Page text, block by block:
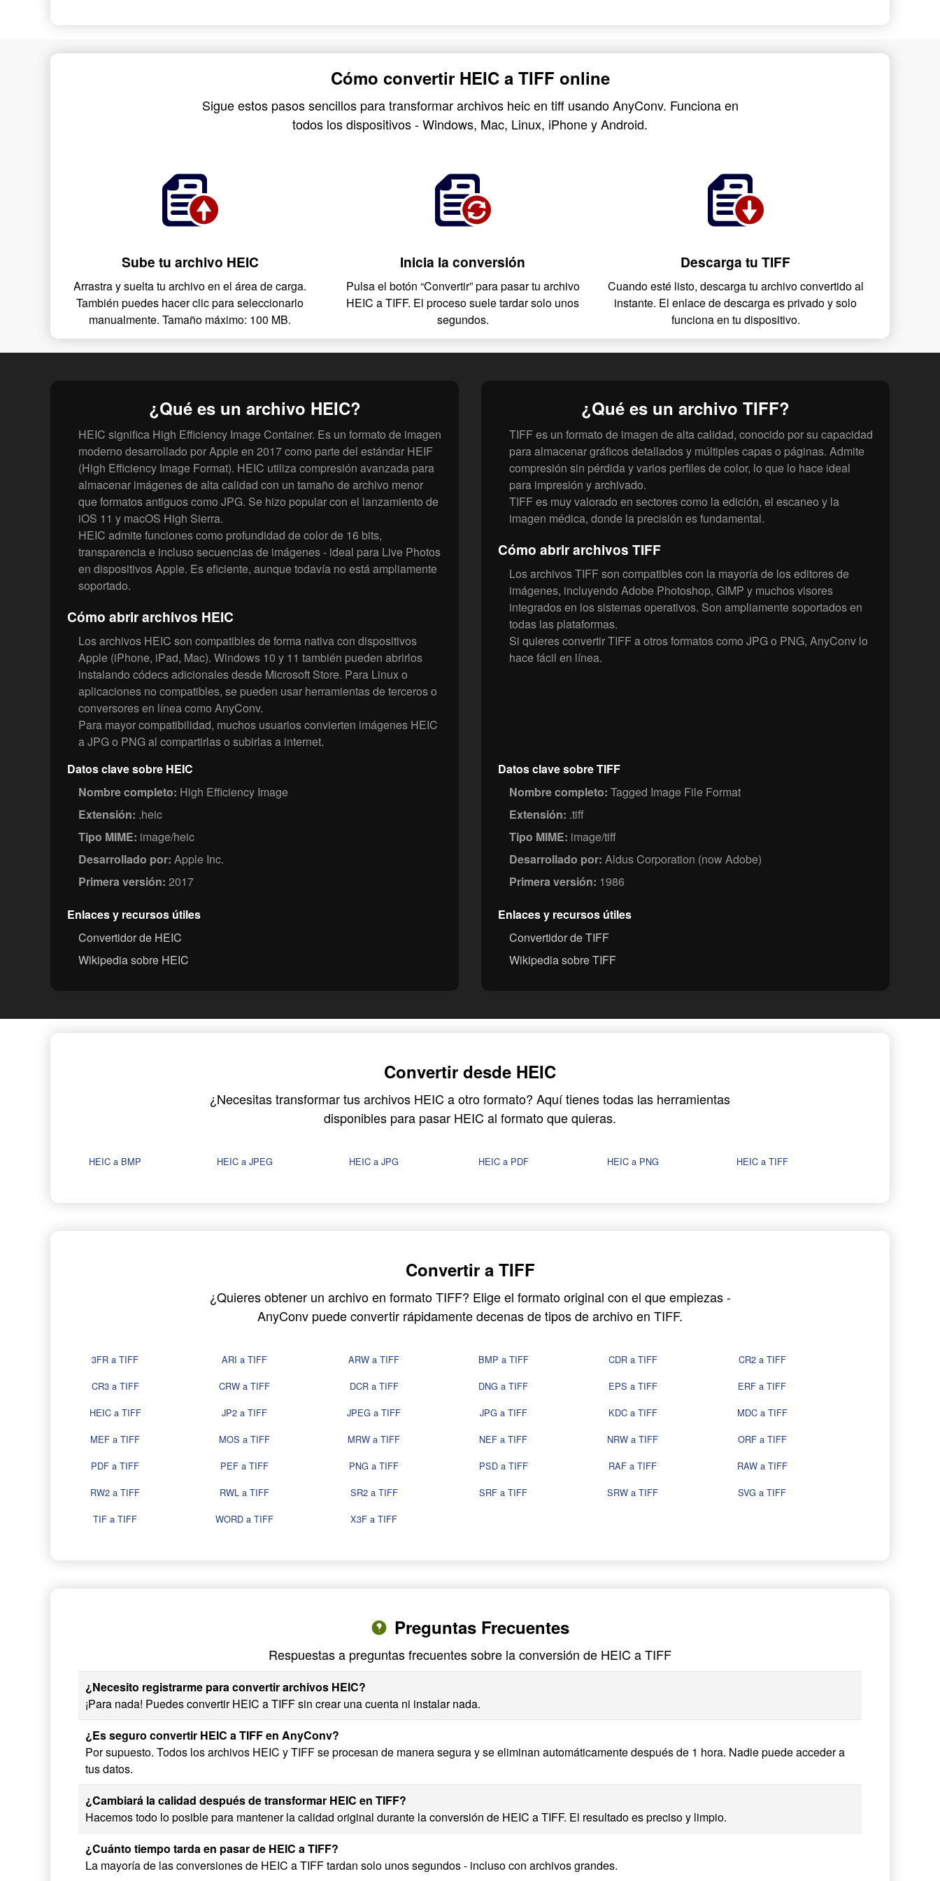
Cómo convertir HEIC a TIFF online
Sigue estos pasos sencillos para transformar archivos heic en tiff usando AnyConv. Funciona en
todos los dispositivos - Windows, Mac, Linux, iPhone y Android.
Sube tu archivo HEIC
Arrastra y suelta tu archivo en el área de carga.
También puedes hacer clic para seleccionarlo
manualmente. Tamaño máximo: 100 MB.
Inicia la conversión
Pulsa el botón “Convertir” para pasar tu archivo
HEIC a TIFF. El proceso suele tardar solo unos
segundos.
Descarga tu TIFF
Cuando esté listo, descarga tu archivo convertido al
instante. El enlace de descarga es privado y solo
funciona en tu dispositivo.
¿Qué es un archivo HEIC?
HEIC significa High Efficiency Image Container. Es un formato de imagen
moderno desarrollado por Apple en 2017 como parte del estándar HEIF
(High Efficiency Image Format). HEIC utiliza compresión avanzada para
almacenar imágenes de alta calidad con un tamaño de archivo menor
que formatos antiguos como JPG. Se hizo popular con el lanzamiento de
iOS 11 y macOS High Sierra.
HEIC admite funciones como profundidad de color de 16 bits,
transparencia e incluso secuencias de imágenes - ideal para Live Photos
en dispositivos Apple. Es eficiente, aunque todavía no está ampliamente
soportado.
Cómo abrir archivos HEIC
Los archivos HEIC son compatibles de forma nativa con dispositivos
Apple (iPhone, iPad, Mac). Windows 10 y 11 también pueden abrirlos
instalando códecs adicionales desde Microsoft Store. Para Linux o
aplicaciones no compatibles, se pueden usar herramientas de terceros o
conversores en línea como AnyConv.
Para mayor compatibilidad, muchos usuarios convierten imágenes HEIC
a JPG o PNG al compartirlas o subirlas a internet.
Datos clave sobre HEIC
Nombre completo: High Efficiency Image
Extensión: .heic
Tipo MIME: image/heic
Desarrollado por: Apple Inc.
Primera versión: 2017
Enlaces y recursos útiles
Convertidor de HEIC
Wikipedia sobre HEIC
¿Qué es un archivo TIFF?
TIFF es un formato de imagen de alta calidad, conocido por su capacidad
para almacenar gráficos detallados y múltiples capas o páginas. Admite
compresión sin pérdida y varios perfiles de color, lo que lo hace ideal
para impresión y archivado.
TIFF es muy valorado en sectores como la edición, el escaneo y la
imagen médica, donde la precisión es fundamental.
Cómo abrir archivos TIFF
Los archivos TIFF son compatibles con la mayoría de los editores de
imágenes, incluyendo Adobe Photoshop, GIMP y muchos visores
integrados en los sistemas operativos. Son ampliamente soportados en
todas las plataformas.
Si quieres convertir TIFF a otros formatos como JPG o PNG, AnyConv lo
hace fácil en línea.
Datos clave sobre TIFF
Nombre completo: Tagged Image File Format
Extensión: .tiff
Tipo MIME: image/tiff
Desarrollado por: Aldus Corporation (now Adobe)
Primera versión: 1986
Enlaces y recursos útiles
Convertidor de TIFF
Wikipedia sobre TIFF
Convertir desde HEIC
¿Necesitas transformar tus archivos HEIC a otro formato? Aquí tienes todas las herramientas
disponibles para pasar HEIC al formato que quieras.
HEIC a BMP HEIC a JPEG HEIC a JPG HEIC a PDF HEIC a PNG HEIC a TIFF
Convertir a TIFF
¿Quieres obtener un archivo en formato TIFF? Elige el formato original con el que empiezas -
AnyConv puede convertir rápidamente decenas de tipos de archivo en TIFF.
3FR a TIFF ARI a TIFF ARW a TIFF BMP a TIFF CDR a TIFF
CR2 a TIFF
CR3 a TIFF
CRW a TIFF DCR a TIFF DNG a TIFF EPS a TIFF
ERF a TIFF
HEIC a TIFF
JP2 a TIFF JPEG a TIFF JPG a TIFF KDC a TIFF
MDC a TIFF
MEF a TIFF
MOS a TIFF MRW a TIFF NEF a TIFF NRW a TIFF
ORF a TIFF
PDF a TIFF
PEF a TIFF PNG a TIFF PSD a TIFF RAF a TIFF
RAW a TIFF
RW2 a TIFF
RWL a TIFF SR2 a TIFF SRF a TIFF SRW a TIFF
SVG a TIFF
TIF a TIFF
WORD a TIFF X3F a TIFF
Preguntas Frecuentes
Respuestas a preguntas frecuentes sobre la conversión de HEIC a TIFF
¿Necesito registrarme para convertir archivos HEIC?
¡Para nada! Puedes convertir HEIC a TIFF sin crear una cuenta ni instalar nada.
¿Es seguro convertir HEIC a TIFF en AnyConv?
Por supuesto. Todos los archivos HEIC y TIFF se procesan de manera segura y se eliminan automáticamente después de 1 hora. Nadie puede acceder a
tus datos.
¿Cambiará la calidad después de transformar HEIC en TIFF?
Hacemos todo lo posible para mantener la calidad original durante la conversión de HEIC a TIFF. El resultado es preciso y limpio.
¿Cuánto tiempo tarda en pasar de HEIC a TIFF?
La mayoría de las conversiones de HEIC a TIFF tardan solo unos segundos - incluso con archivos grandes.